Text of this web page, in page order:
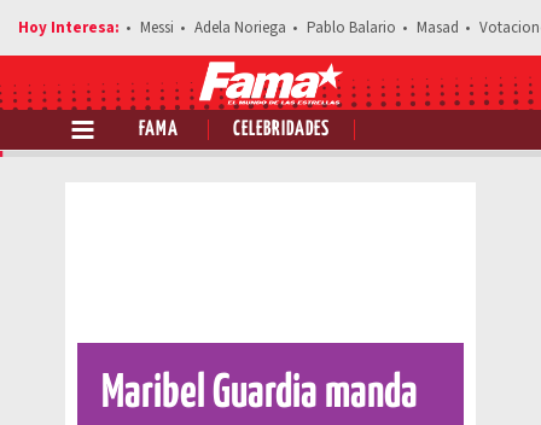
Messi Adela Noriega Pablo Balario Masad
FAMA CELEBRIDADES
Comparte esta noticia
Maribel Guardia manda